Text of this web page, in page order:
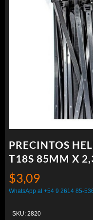
PRECINTOS
T18S 85MM X
$3,09
WhatsApp al +54 9 2614 85-
SKU: 2820